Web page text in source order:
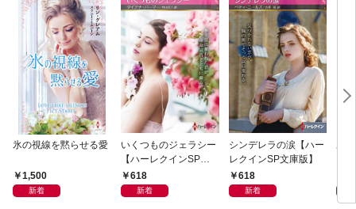
氷の視線を黙らせる愛
1,500
新着
いくつものジェラシー
【ハーレクインSP文
庫版】
618
新着
シンデレラの涙【ハー
レクインSP文庫版】
618
新着
あ
レ
ク